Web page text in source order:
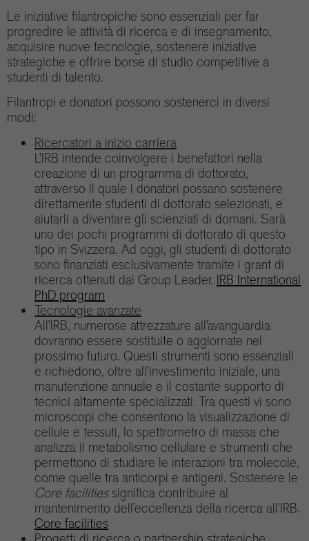
Le iniziative filantropiche sono essenziali per far
progredire le attività di ricerca e di insegnamento,
acquisire nuove tecnologie, sostenere iniziative
strategiche e offrire borse di studio competitive a
studenti di talento.
Filantropi e donatori possono sostenerci in diversi
modi:
Ricercatori a inizio carriera
L’IRB intende coinvolgere i benefattori nella
creazione di un programma di dottorato,
attraverso il quale i donatori possano sostenere
direttamente studenti di dottorato selezionati, e
aiutarli a diventare gli scienziati di domani. Sarà
uno dei pochi programmi di dottorato di questo
tipo in Svizzera. Ad oggi, gli studenti di dottorato
sono finanziati esclusivamente tramite i grant di
ricerca ottenuti dai Group Leader. IRB International
PhD program
Tecnologie avanzate
All’IRB, numerose attrezzature all’avanguardia
dovranno essere sostituite o aggiornate nel
prossimo futuro. Questi strumenti sono essenziali
e richiedono, oltre all’investimento iniziale, una
manutenzione annuale e il costante supporto di
tecnici altamente specializzati. Tra questi vi sono
microscopi che consentono la visualizzazione di
cellule e tessuti, lo spettrometro di massa che
analizza il metabolismo cellulare e strumenti che
permettono di studiare le interazioni tra molecole,
come quelle tra anticorpi e antigeni. Sostenere le
Core facilitiessignifica contribuire al
mantenimento dell’eccellenza della ricerca all’IRB.
Core facilities